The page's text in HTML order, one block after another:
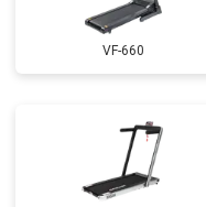
VF-660